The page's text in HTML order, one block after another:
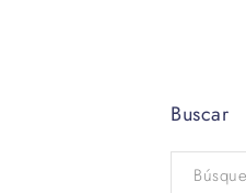
Buscar